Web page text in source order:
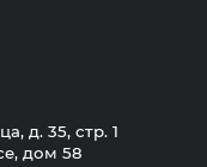
д. 35, стр. 1
дом 58